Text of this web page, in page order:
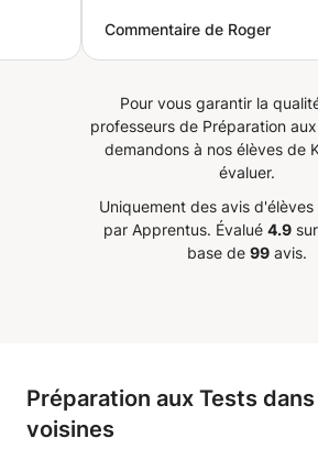
souhaitez travailler une compétence
vous préférez un style d’enseignement
de vos objectifs, intérêts et
J’enseigne en ligne depuis le Japon
temps très flexible, et je serai ravie
vos disponibilités tout en vous guidant
solides et mesurables.
méthode me garde
me permet de progresser
excellente professeure
recommande fortement. ”
Commentaire de Roger
Pour vous garantir la
professeurs de Préparation
demandons à nos élèves de
évaluer.
Uniquement des avis
par Apprentus. Évalué 4.9
base de 99avis.
Préparation aux Tests
voisines